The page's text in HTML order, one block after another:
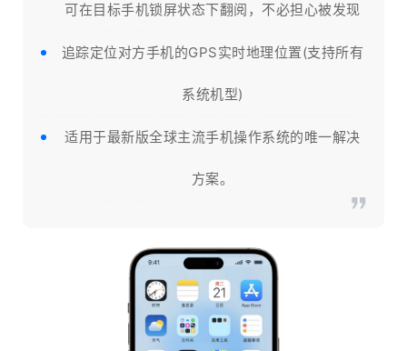
可在目标手机锁屏状态下翻阅，不必担心被发现
追踪定位对方手机的GPS实时地理位置(支持所有
系统机型)
适用于最新版全球主流手机操作系统的唯一解决
方案。